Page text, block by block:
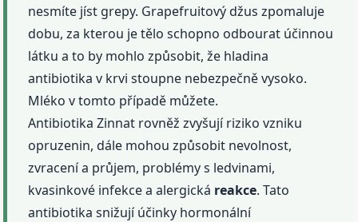
nesmíte jíst grepy. Grapefruitový džus zpomaluje
dobu, za kterou je tělo schopno odbourat účinnou
látku a to by mohlo způsobit, že hladina
antibiotika v krvi stoupne nebezpečně vysoko.
Mléko v tomto případě můžete.
Antibiotika Zinnat rovněž zvyšují riziko vzniku
opruzenin, dále mohou způsobit nevolnost,
zvracení a průjem, problémy s ledvinami,
kvasinkové infekce a alergická reakce. Tato
antibiotika snižují účinky hormonální